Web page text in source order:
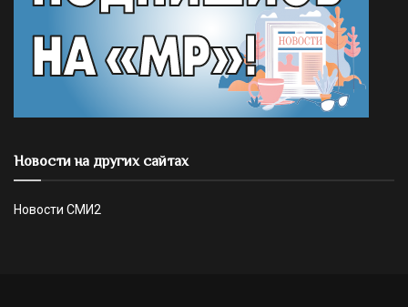
Новости на других сайтах
Новости СМИ2